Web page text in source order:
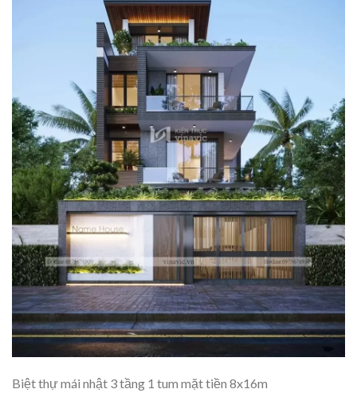
Biệt thự mái nhật 3 tầng 1 tum mặt tiền 8x16m